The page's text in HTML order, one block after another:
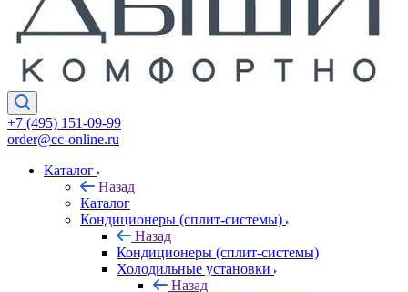
+7 (495) 151-09-99
order@cc-online.ru
Каталог
Назад
Каталог
Кондиционеры (сплит-системы)
Назад
Кондиционеры (сплит-системы)
Холодильные установки
Назад